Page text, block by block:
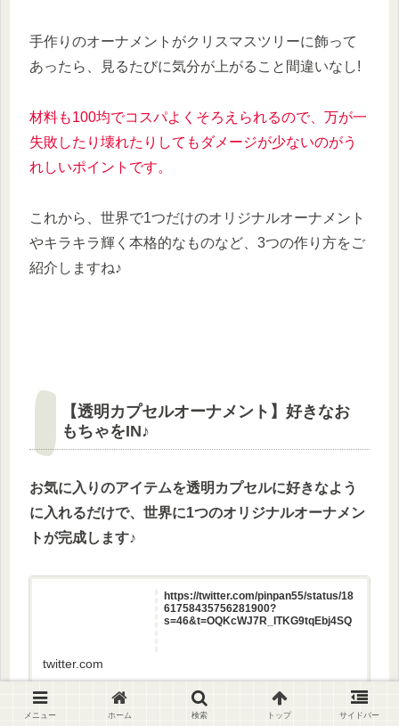
手作りのオーナメントがクリスマスツリーに飾って
あったら、見るたびに気分が上がること間違いなし!
材料も100均でコスパよくそろえられるので、万が一
失敗したり壊れたりしてもダメージが少ないのがう
れしいポイントです。
これから、世界で1つだけのオリジナルオーナメント
やキラキラ輝く本格的なものなど、3つの作り方をご
紹介しますね♪
【透明カプセルオーナメント】好きなお
もちゃをIN♪
お気に入りのアイテムを透明カプセルに好きなよう
に入れるだけで、世界に1つのオリジナルオーナメン
トが完成します♪
https://twitter.com/pinpan55/status/18
61758435756281900?
s=46&t=OQKcWJ7R_ITKG9tqEbj4SQ
twitter.com
【透明カプセルオーナメント】の参考
メニュー ホーム 検索 トップ サイドバー